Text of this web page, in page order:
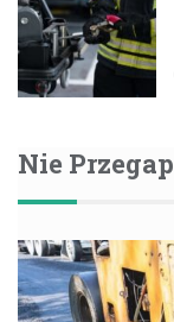
Nie Przegap